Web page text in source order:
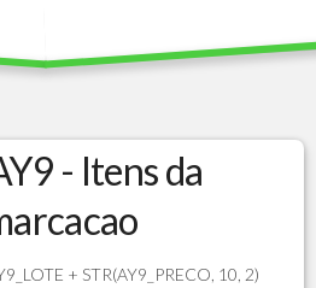
- Itens da
+ STR(AY9_PRECO, 10, 2)